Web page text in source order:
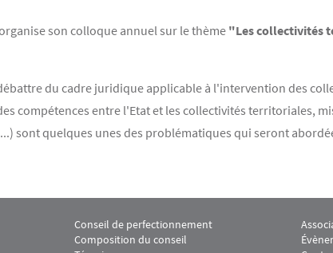
son colloque annuel sur le thème"Les collectivités
du cadre juridique applicable à l'intervention des
compétences entre l'Etat et les collectivités territoriales,
sont quelques unes des problématiques qui seront
1Conseil des collectivités territoriales 2
Menu footer M2 Juriste Conseil des
Conseil de perfectionnement
Composition du conseil